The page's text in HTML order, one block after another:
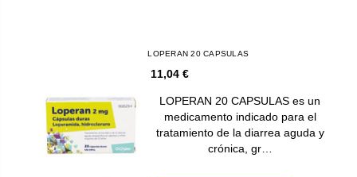
LOPERAN 20 CAPSULAS
11,04 €
LOPERAN 20 CAPSULAS es un
medicamento indicado para el
tratamiento de la diarrea aguda y
crónica, gr…